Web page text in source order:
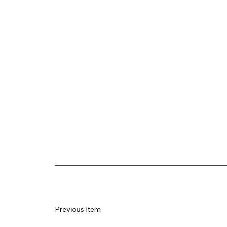
Previous Item